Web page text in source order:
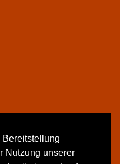
Nutzung unserer